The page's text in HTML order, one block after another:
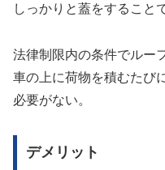
しっかりと蓋をすること
法律制限内の条件でルー
車の上に荷物を積むたび
必要がない。
デメリット